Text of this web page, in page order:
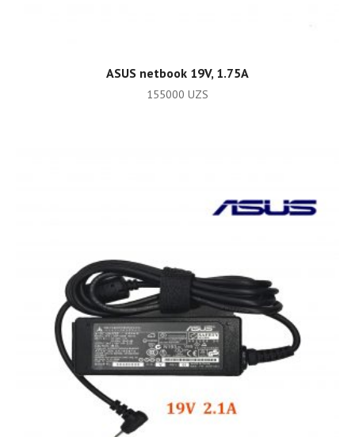
ADD TO CART
ASUS netbook 19V, 1.75A
155000 UZS